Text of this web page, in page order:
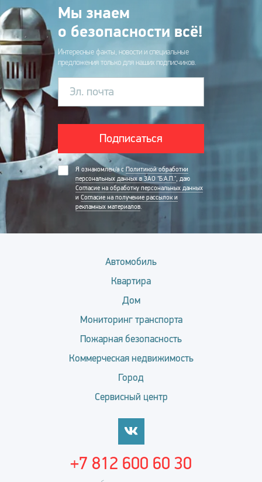
Мы знаем
о безопасности всё!
Интересные факты, новости и специальные
предложения только для наших подписчиков.
Эл. почта
Подписаться
Я ознакомлен/а с Политикой обработки
персональных данных в ЗАО "Б.А.П.", даю
Согласие на обработку персональных данных
и Согласие на получение рассылок и
рекламных материалов.
Автомобиль
Квартира
Дом
Мониторинг транспорта
Пожарная безопасность
Коммерческая недвижимость
Город
Сервисный центр
+7 812 600 60 30